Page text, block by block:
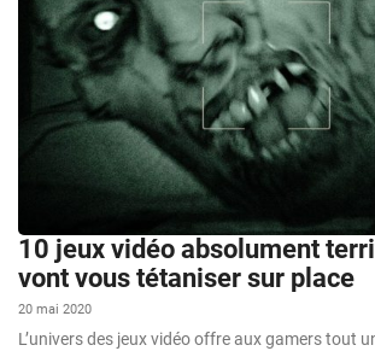
10 jeux vidéo absolument
vont vous tétaniser sur place
20 mai 2020
L’univers des jeux vidéo offre aux gamers tout